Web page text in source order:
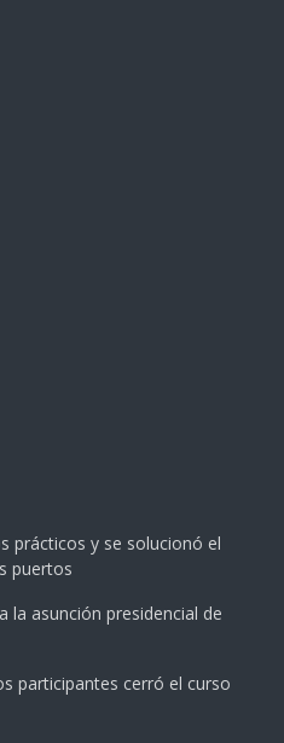
prácticos y se solucionó el
puertos
la asunción presidencial de
participantes cerró el curso